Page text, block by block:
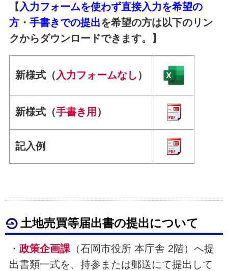
【 入力フォームを使わず直接入力を希望の
方・ 手書きでの提出を希望の方は以下のリン
クからダウンロードできます。】
新様式（ 入力フォームなし ）
新様式（手書き用 ）
記入例
土地売買等届出書の提出について
・ 政策企画課（石岡市役所 本庁舎 2階）へ提
出書類一式を、持参または郵送にて提出して